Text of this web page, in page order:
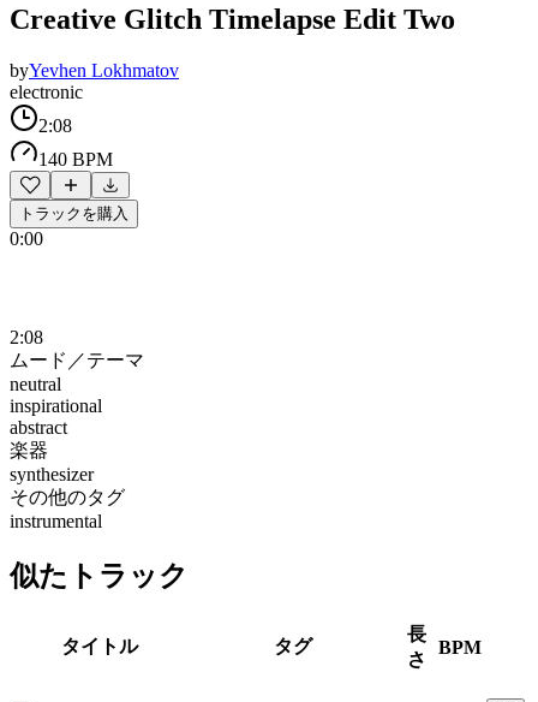
Creative Glitch Timelapse Edit Two
byYevhen Lokhmatov
electronic
2:08
140 BPM
トラックを購入
0:00
2:08
ムード／テーマ
neutral
inspirational
abstract
楽器
synthesizer
その他のタグ
instrumental
似たトラック
タイトル タグ
長
さ
BPM